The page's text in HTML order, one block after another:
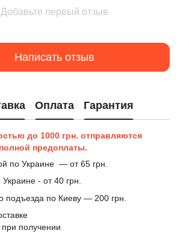
Добавьте первый отзыв
Написать отзыв
Оплата Гарантия
до 1000 грн. отправляются
предоплаты.
по Украине — от 65 грн.
Украине - от 40 грн.
подъезда по Киеву — 200 грн.
получении